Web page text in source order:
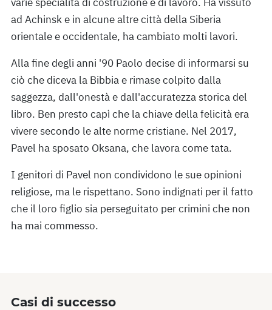
ad Achinsk e in alcune altre città della Siberia
orientale e occidentale, ha cambiato molti lavori.
Alla fine degli anni '90 Paolo decise di informarsi su
ciò che diceva la Bibbia e rimase colpito dalla
saggezza, dall'onestà e dall'accuratezza storica del
libro. Ben presto capì che la chiave della felicità era
vivere secondo le alte norme cristiane. Nel 2017,
Pavel ha sposato Oksana, che lavora come tata.
I genitori di Pavel non condividono le sue opinioni
religiose, ma le rispettano. Sono indignati per il fatto
che il loro figlio sia perseguitato per crimini che non
ha mai commesso.
Casi di successo